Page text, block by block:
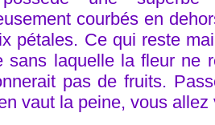
courbés en
pétales. Ce qui reste
sans laquelle la fleur ne
pas de fruits.
vaut la peine, vous allez